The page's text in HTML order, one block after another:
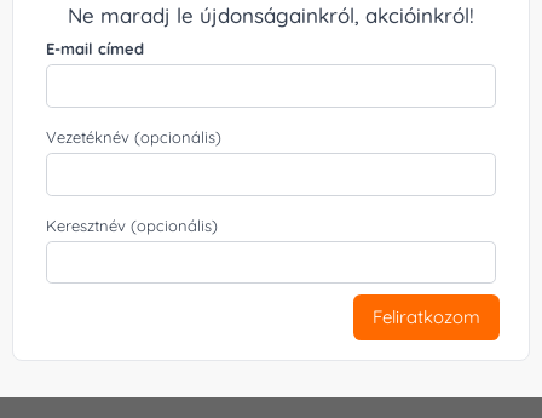
Ne maradj le újdonságainkról, akcióinkról!
E-mail címed
Vezetéknév (opcionális)
Keresztnév (opcionális)
Feliratkozom